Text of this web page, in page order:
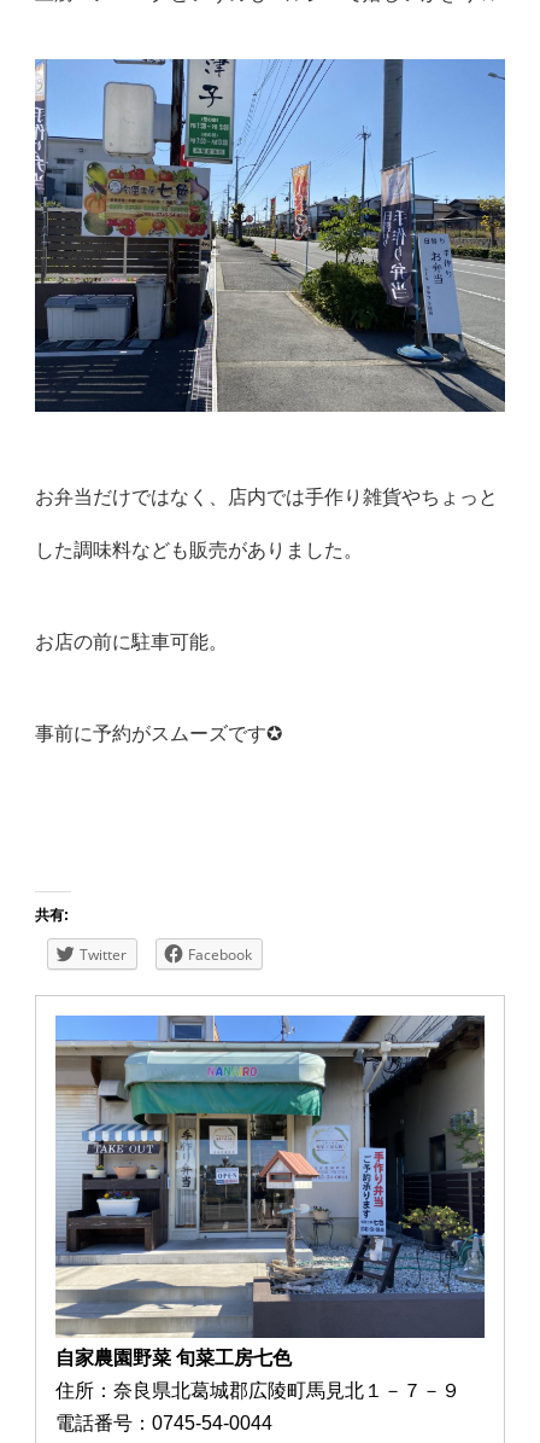
お弁当だけではなく、店内では手作り雑貨やちょっと
した調味料なども販売がありました。
お店の前に駐車可能。
事前に予約がスムーズです✪
共有:
Twitter Facebook
自家農園野菜 旬菜工房七色
住所：奈良県北葛城郡広陵町馬見北１－７－９
電話番号：0745-54-0044